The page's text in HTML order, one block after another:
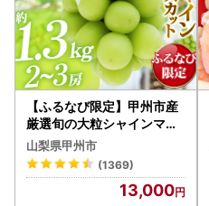
【ふるなび限定】甲州市産
厳選旬の大粒シャインマス
カット 約1.3kg 2～3房【2
026年発送】（MG）B12-
472 FN-Limited-VO シャ
インマスカット フルーツ
山梨県甲州市
(1369)
13,000